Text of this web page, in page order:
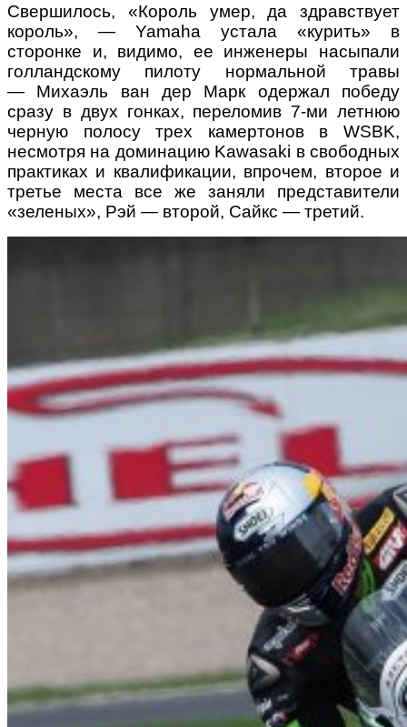
Свершилось, «Король умер, да здравствует
король», — Yamaha устала «курить» в
сторонке и, видимо, ее инженеры насыпали
голландскому пилоту нормальной травы
— Михаэль ван дер Марк одержал победу
сразу в двух гонках, переломив 7-ми летнюю
черную полосу трех камертонов в WSBK,
несмотря на доминацию Kawasaki в свободных
практиках и квалификации, впрочем, второе и
третье места все же заняли представители
«зеленых», Рэй — второй, Сайкс — третий.